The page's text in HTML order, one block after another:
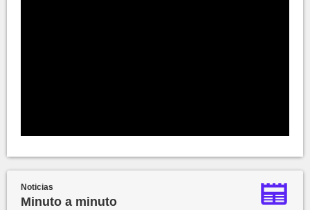
Noticias
Minuto a minuto